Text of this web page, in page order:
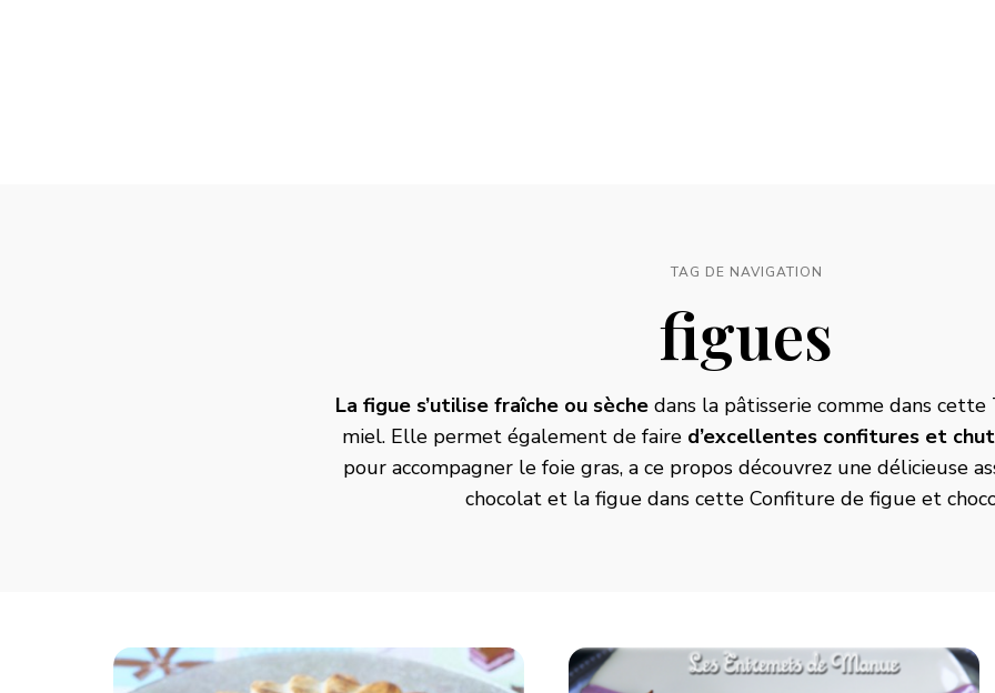
TAG DE NAVIGATION
figues
La figue s’utilise fraîche ou sèche dans la pâtisserie comme dans cette
miel. Elle permet également de faire d’excellentes confitures et
pour accompagner le foie gras, a ce propos découvrez une délicieuse
chocolat et la figue dans cette Confiture de figue et